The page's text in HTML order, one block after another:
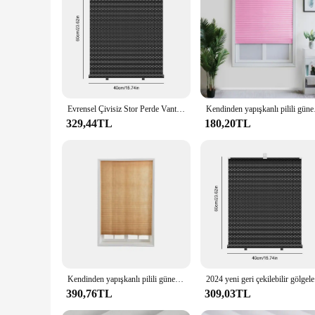
Evrensel Çivisiz Stor Perde Vantuz Güneşlik Karartma Perdesi Araba Yatak Odası Mutfak Ofis Pencere Güneş gölgeleme Perdeleri
329,44TL
Kendinden
180,20TL
Kendinden yapışkanlı pilili güneşlikler yarım karartma pencere perdeleri mutfak banyo balkon tonları kahve/ofis pencere
390,76TL 309,03TL